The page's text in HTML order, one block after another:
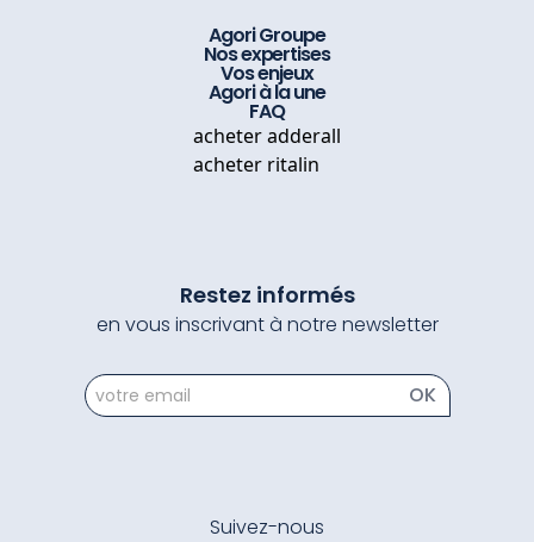
Agori Groupe
Nos expertises
Vos enjeux
Agori à la une
FAQ
acheter adderall
acheter ritalin
Restez informés
en vous inscrivant à notre newsletter
newsletter OK
Suivez-nous